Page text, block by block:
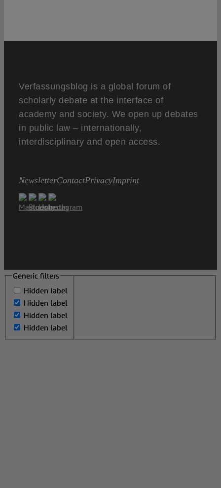
Verfassungsblog is a global forum of
scholarly debate at the interface of
academy and society. We open up debates
in public law – internationally,
interdisciplinary and open access.
NewsletterContactPrivacyImprint
Generic filters
Hidden label
Hidden label
Hidden label
Hidden label
Generic filters
Hidden label
Hidden label
Hidden label
Hidden label